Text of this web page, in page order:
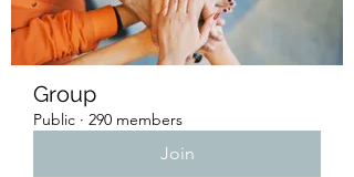
Group
Public · 290 members
Join